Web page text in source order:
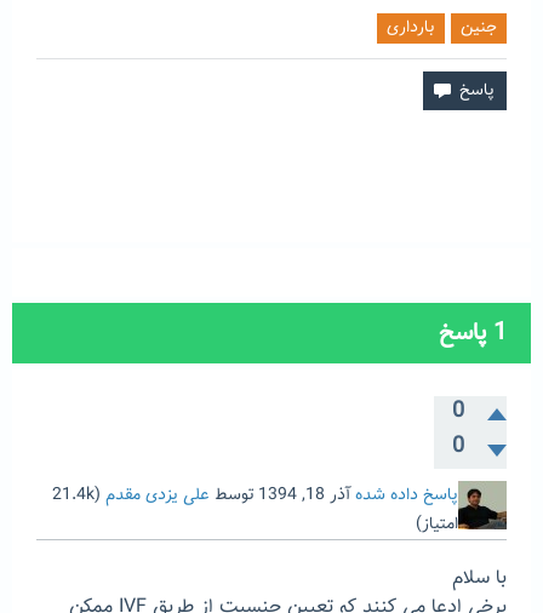
جنین بارداری
1پاسخ
0
0
پاسخ داده شدهآذر 18, 1394 توسط علی یزدی مقدم (
21.4k
امتیاز)
با سلام